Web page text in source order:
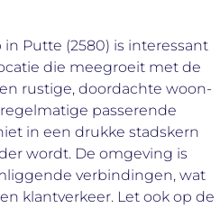
Putte (2580) is interessant
die meegroeit met de
rustige, doordachte woon-
passerende
in een drukke stadskern
wordt. De omgeving is
verbindingen, wat
klantverkeer. Let ook op de